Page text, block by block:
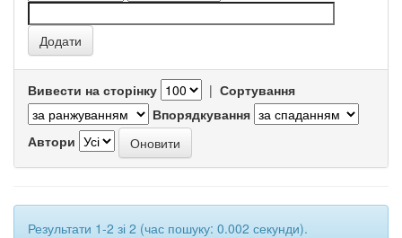
Вивести на сторінку | Сортування
Впорядкування
Автори
Результати 1-2 зі 2 (час пошуку: 0.002 секунди).